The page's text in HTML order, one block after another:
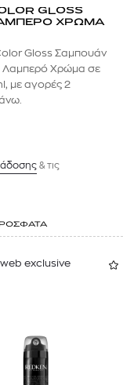
GLOSS
ΧΡΩΜΑ
Gloss Σαμπουάν
Λαμπερό Χρώμα σε
με αγορές 2
& τις
web exclusive